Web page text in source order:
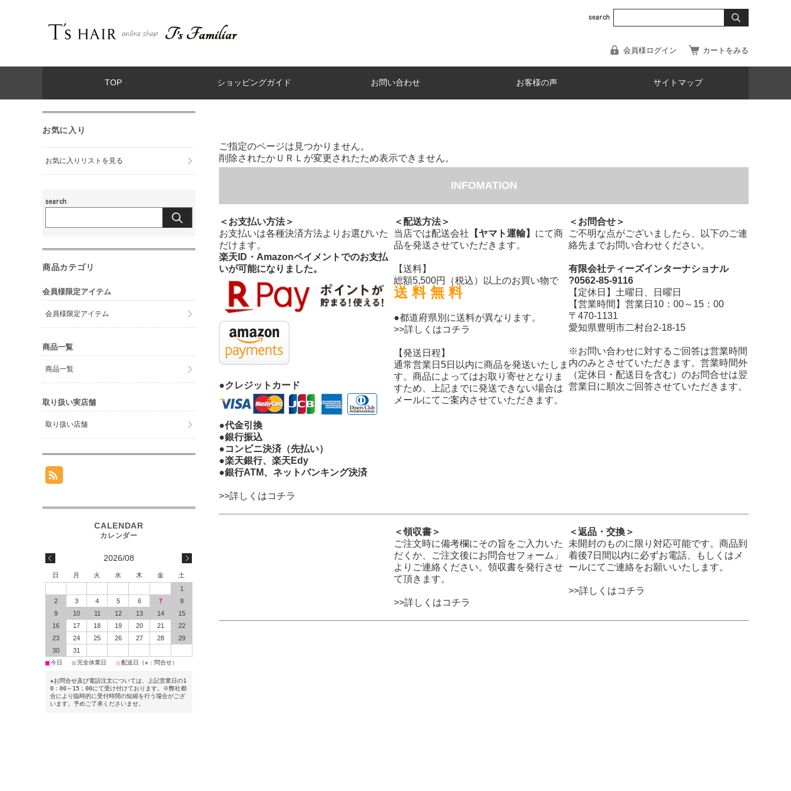
会員様ログイン カートをみる
TOP ショッピングガイド お問い合わせ お客様の声 サイトマップ
ご指定のページは見つかりません。
削除されたかＵＲＬが変更されたため表示できません。
INFOMATION
＜お支払い方法＞ ＜配送方法＞
＜お問合せ＞
お支払いは各種決済方法よりお選びいた
だけます。
楽天ID・Amazonペイメントでのお支払
いが可能になりました。
●クレジットカード
●代金引換
●銀行振込
●コンビニ決済（先払い）
●楽天銀行、楽天Edy
●銀行ATM、ネットバンキング決済
>>詳しくはコチラ
当店では配送会社 【ヤマト運輸】 にて商
品を発送させていただきます。
【送料】
総額5,500円（税込）以上のお買い物で
送 料 無 料
●都道府県別に送料が異なります。
>>詳しくはコチラ
【発送日程】
通常営業日5日以内に商品を発送いたしま
す。商品によってはお取り寄せとなりま
すため、上記までに発送できない場合は
メールにてご案内させていただきます。
ご不明な点がございましたら、以下のご連
絡先までお問い合わせください。
有限会社ティーズインターナショナル
?0562-85-9116
【定休日】土曜日、日曜日
【営業時間】営業日10：00～15：00
〒470-1131
愛知県豊明市二村台2-18-15
※お問い合わせに対するご回答は営業時間
内のみとさせていただきます。営業時間外
（定休日・配送日を含む）のお問合せは翌
営業日に順次ご回答させていただきます。
＜領収書＞
＜返品・交換＞
ご注文時に備考欄にその旨をご入力いた
だくか、ご注文後にお問合せフォーム」
よりご連絡ください。領収書を発行させ
て頂きます。
>>詳しくはコチラ
未開封のものに限り対応可能です。商品到
着後7日間以内に必ずお電話、もしくはメ
ールにてご連絡をお願いいたします。
>>詳しくはコチラ
お気に入り
お気に入りリストを見る
商品カテゴリ
会員様限定アイテム
会員様限定アイテム
商品一覧
商品一覧
取り扱い実店舗
取り扱い店舗
2026/08
日 月 火 水 木 金
土
1
2
3 4 5 6 7
8
9
10 11 12 13 14
15
16
17 18 19 20 21
22
23
24 25 26 27 28
29
30
31
■今日 ■完全休業日 ■配送日（×：問合せ）
★お問合せ及び電話注文については、上記営業日の1
0：00～15：00にて受け付けております。※弊社都
合により臨時的に受付時間の短縮を行う場合がござ
います。予めご了承くださいませ。